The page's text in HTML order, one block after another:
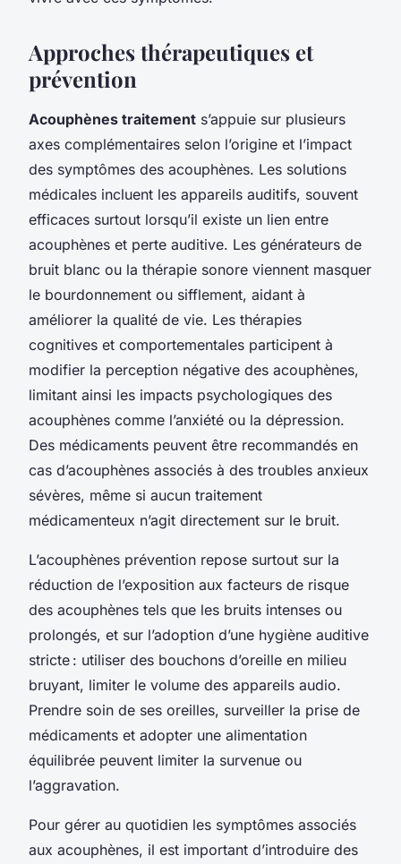
Approches thérapeutiques et
prévention
Acouphènes traitement s’appuie sur plusieurs
axes complémentaires selon l’origine et l’impact
des symptômes des acouphènes. Les solutions
médicales incluent les appareils auditifs, souvent
efficaces surtout lorsqu’il existe un lien entre
acouphènes et perte auditive. Les générateurs de
bruit blanc ou la thérapie sonore viennent masquer
le bourdonnement ou sifflement, aidant à
améliorer la qualité de vie. Les thérapies
cognitives et comportementales participent à
modifier la perception négative des acouphènes,
limitant ainsi les impacts psychologiques des
acouphènes comme l’anxiété ou la dépression.
Des médicaments peuvent être recommandés en
cas d’acouphènes associés à des troubles anxieux
sévères, même si aucun traitement
médicamenteux n’agit directement sur le bruit.
L’acouphènes prévention repose surtout sur la
réduction de l’exposition aux facteurs de risque
des acouphènes tels que les bruits intenses ou
prolongés, et sur l’adoption d’une hygiène auditive
stricte : utiliser des bouchons d’oreille en milieu
bruyant, limiter le volume des appareils audio.
Prendre soin de ses oreilles, surveiller la prise de
médicaments et adopter une alimentation
équilibrée peuvent limiter la survenue ou
l’aggravation.
Pour gérer au quotidien les symptômes associés
aux acouphènes, il est important d’introduire des